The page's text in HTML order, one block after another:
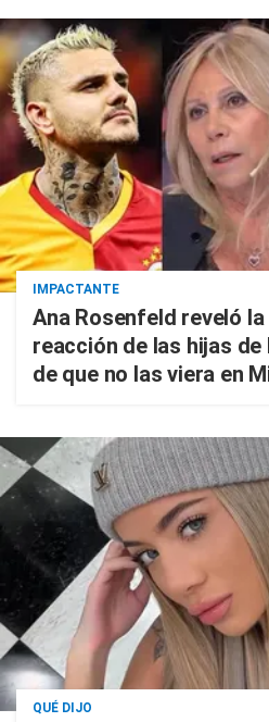
IMPACTANTE
Ana Rosenfeld reveló
reacción de las hijas
de que no las viera en
QUÉ DIJO